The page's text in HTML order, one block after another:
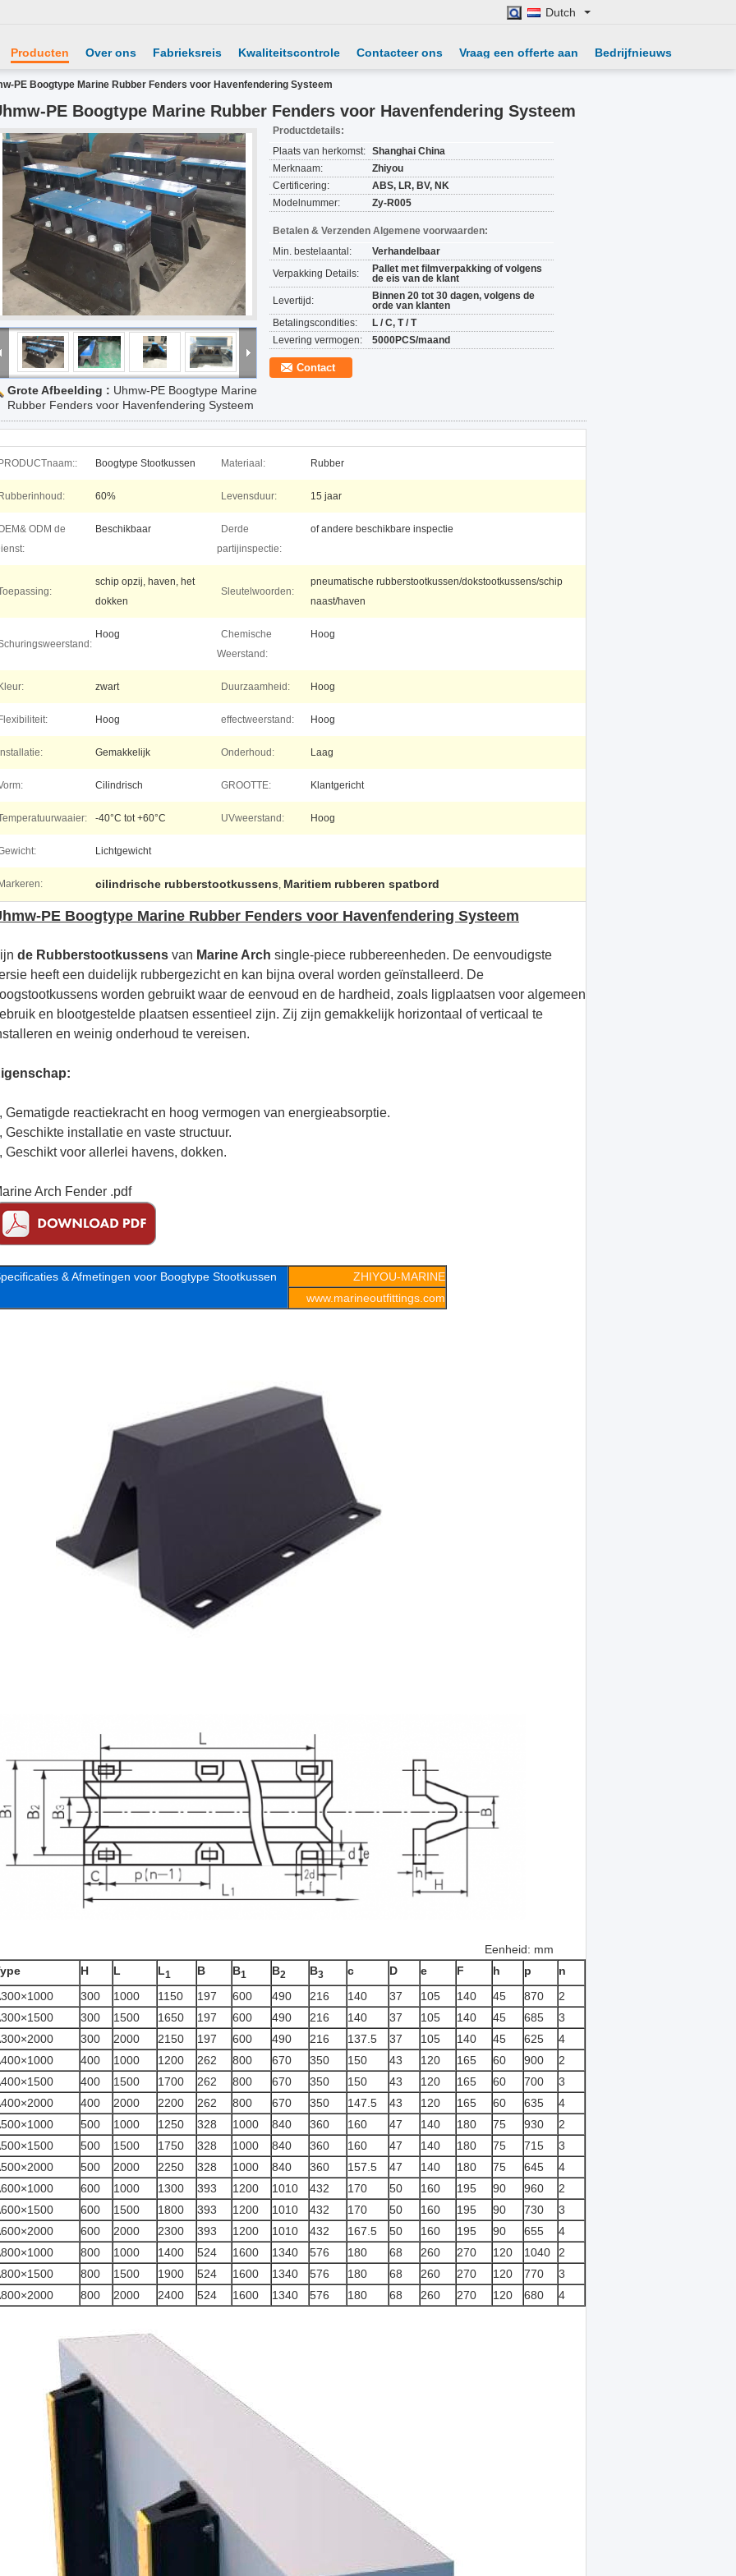
Dutch
Producten Over ons Fabrieksreis Kwaliteitscontrole Contacteer ons Vraag een offerte aan Bedrijfnieuws
PE Boogtype Marine Rubber Fenders voor Havenfendering Systeem
PE Boogtype Marine Rubber Fenders voor Havenfendering Systeem
Grote Afbeelding : Uhmw-PE Boogtype Marine
Rubber Fenders voor Havenfendering Systeem
Productdetails:
Plaats van herkomst: Shanghai China
Merknaam:
Zhiyou
Certificering:
ABS, LR, BV, NK
Modelnummer:
Zy-R005
Betalen & Verzenden Algemene voorwaarden:
Min. bestelaantal:
Verhandelbaar
Verpakking Details:
Pallet met filmverpakking of volgens
de eis van de klant
Levertijd:
Binnen 20 tot 30 dagen, volgens de
orde van klanten
Betalingscondities:
L / C, T / T
Levering vermogen:
5000PCS/maand
Contact
PRODUCTnaam:: Boogtype Stootkussen Materiaal: Rubber
Rubberinhoud: 60% Levensduur: 15 jaar
ODM de
Beschikbaar
Derde
partijinspectie:
of andere beschikbare inspectie
schip opzij, haven, het
dokken
Sleutelwoorden:
pneumatische rubberstootkussen/dokstootkussens/schip
naast/haven
Hoog
Chemische
Weerstand:
Hoog
Kleur: zwart Duurzaamheid: Hoog
Flexibiliteit: Hoog effectweerstand: Hoog
Installatie: Gemakkelijk Onderhoud: Laag
Cilindrisch GROOTTE: Klantgericht
-40°C tot +60°C UVweerstand: Hoog
Lichtgewicht
Markeren: cilindrische rubberstootkussens, Maritiem rubberen spatbord
PE Boogtype Marine Rubber Fenders voor Havenfendering Systeem
de Rubberstootkussens van Marine Arch single-piece rubbereenheden. De eenvoudigste
heeft een duidelijk rubbergezicht en kan bijna overal worden geïnstalleerd. De
worden gebruikt waar de eenvoud en de hardheid, zoals ligplaatsen voor algemeen
en blootgestelde plaatsen essentieel zijn. Zij zijn gemakkelijk horizontaal of verticaal te
en weinig onderhoud te vereisen.
Gematigde reactiekracht en hoog vermogen van energieabsorptie.
Geschikte installatie en vaste structuur.
Geschikt voor allerlei havens, dokken.
Arch Fender .pdf
& Afmetingen voor Boogtype Stootkussen
ZHIYOU-MARINE
www.marineoutfittings.com
mm
H L L1 B B1 B2 B3 c D e F h p
n
300 1000 1150 197 600 490 216 140 37 105 140 45 870
2
300 1500 1650 197 600 490 216 140 37 105 140 45 685
3
300 2000 2150 197 600 490 216 137.5 37 105 140 45 625
4
400 1000 1200 262 800 670 350 150 43 120 165 60 900
2
400 1500 1700 262 800 670 350 150 43 120 165 60 700
3
400 2000 2200 262 800 670 350 147.5 43 120 165 60 635
4
500 1000 1250 328 1000 840 360 160 47 140 180 75 930
2
500 1500 1750 328 1000 840 360 160 47 140 180 75 715
3
500 2000 2250 328 1000 840 360 157.5 47 140 180 75 645
4
600 1000 1300 393 1200 1010 432 170 50 160 195 90 960
2
600 1500 1800 393 1200 1010 432 170 50 160 195 90 730
3
600 2000 2300 393 1200 1010 432 167.5 50 160 195 90 655
4
800 1000 1400 524 1600 1340 576 180 68 260 270 120 1040
2
800 1500 1900 524 1600 1340 576 180 68 260 270 120 770
3
800 2000 2400 524 1600 1340 576 180 68 260 270 120 680 4